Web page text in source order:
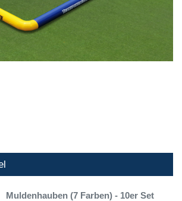
Muldenhauben (7 Farben) - 10er Set